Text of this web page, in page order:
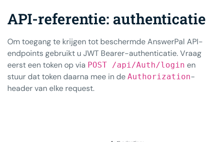
API-referentie: authenticatie
Om toegang te krijgen tot beschermde AnswerPal API-
endpoints gebruikt u JWT Bearer-authenticatie. Vraag
eerst een token op via POST /api/Auth/login en
stuur dat token daarna mee in de Authorization-
header van elke request.